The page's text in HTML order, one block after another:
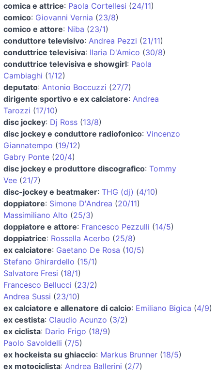
comica e attrice: Paola Cortellesi (24/11)
comico: Giovanni Vernia (23/8)
comico e attore: Niba (23/1)
conduttore televisivo: Andrea Pezzi (21/11)
conduttrice televisiva: Ilaria D'Amico (30/8)
conduttrice televisiva e showgirl: Paola
Cambiaghi (1/12)
deputato: Antonio Boccuzzi (27/7)
dirigente sportivo e ex calciatore: Andrea
Tarozzi (17/10)
disc jockey: Dj Ross (13/8)
disc jockey e conduttore radiofonico: Vincenzo
Giannatempo (19/12)
Gabry Ponte (20/4)
disc jockey e produttore discografico: Tommy
Vee (21/7)
disc-jockey e beatmaker: THG (dj) (4/10)
doppiatore: Simone D'Andrea (20/11)
Massimiliano Alto (25/3)
doppiatore e attore: Francesco Pezzulli (14/5)
doppiatrice: Rossella Acerbo (25/8)
ex calciatore: Gaetano De Rosa (10/5)
Stefano Ghirardello (15/1)
Salvatore Fresi (18/1)
Francesco Bellucci (23/2)
Andrea Sussi (23/10)
ex calciatore e allenatore di calcio: Emiliano Bigica (4/9)
ex cestista: Claudio Acunzo (3/2)
ex ciclista: Dario Frigo (18/9)
Paolo Savoldelli (7/5)
ex hockeista su ghiaccio: Markus Brunner (18/5)
ex motociclista: Andrea Ballerini (2/7)